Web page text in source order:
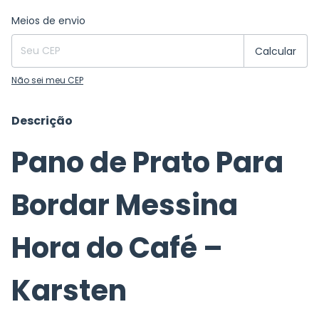
Entregas para o CEP:
Meios de envio
Calcular
Não sei meu CEP
Descrição
Pano de Prato Para
Bordar Messina
Hora do Café –
Karsten